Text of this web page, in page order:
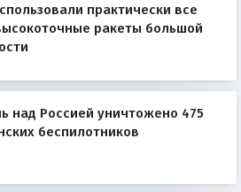
практически все
ракеты большой
над Россией уничтожено 475
беспилотников